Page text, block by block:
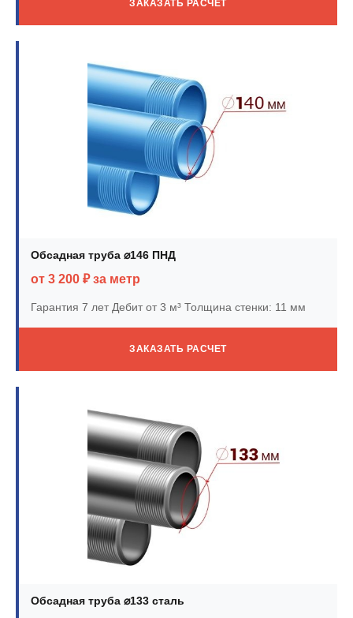
ЗАКАЗАТЬ РАСЧЕТ
Обсадная труба ⌀146 ПНД
от 3 200 ₽ за метр
Гарантия 7 летДебит от 3 м³ Толщина стенки: 11 мм
ЗАКАЗАТЬ РАСЧЕТ
Обсадная труба ⌀133 сталь